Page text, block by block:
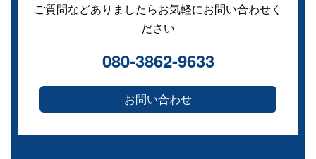
ご質問などありましたらお気軽にお問い合わせく
ださい
080-3862-9633
お問い合わせ